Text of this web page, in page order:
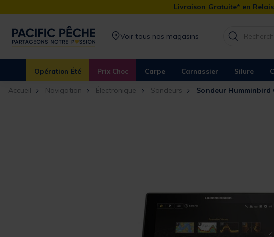
Livraison Gratuite* en
Voir tous nos magasins
Opération Été Prix Choc Carpe Carnassier Silure
Accueil Navigation Électronique Sondeurs Sondeur Humminbird